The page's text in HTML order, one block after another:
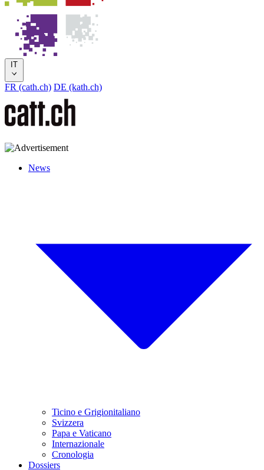
IT
FR (cath.ch) DE (kath.ch)
News
Ticino e Grigionitaliano
Svizzera
Papa e Vaticano
Internazionale
Cronologia
Dossiers